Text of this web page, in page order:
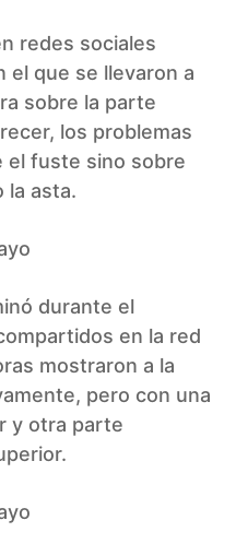
redes sociales
el que se llevaron a
sobre la parte
los problemas
el fuste sino sobre
la asta.
durante el
en la red
mostraron a la
pero con una
y otra parte